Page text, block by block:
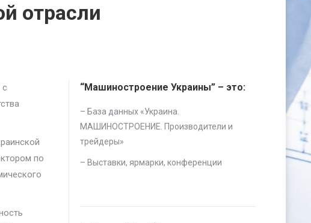
отрасли
по
“Машиностроение Украины” – это:
– База данных «Украина.
МАШИНОСТРОЕНИЕ. Производители и
трейдеры»
– Выставки, ярмарки, конференции